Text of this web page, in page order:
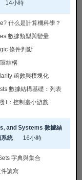
14小時
什么是計算機科學？
數據類型與變量
條件判斷
結構
函數與模塊化
數據結構基礎：列表
I：控制臺小游戲
and Systems 數據結
統
16小時
字典與集合
讀寫